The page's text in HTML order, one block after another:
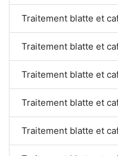
Traitement blatte et
Traitement blatte et
Traitement blatte et
Traitement blatte et
Traitement blatte et